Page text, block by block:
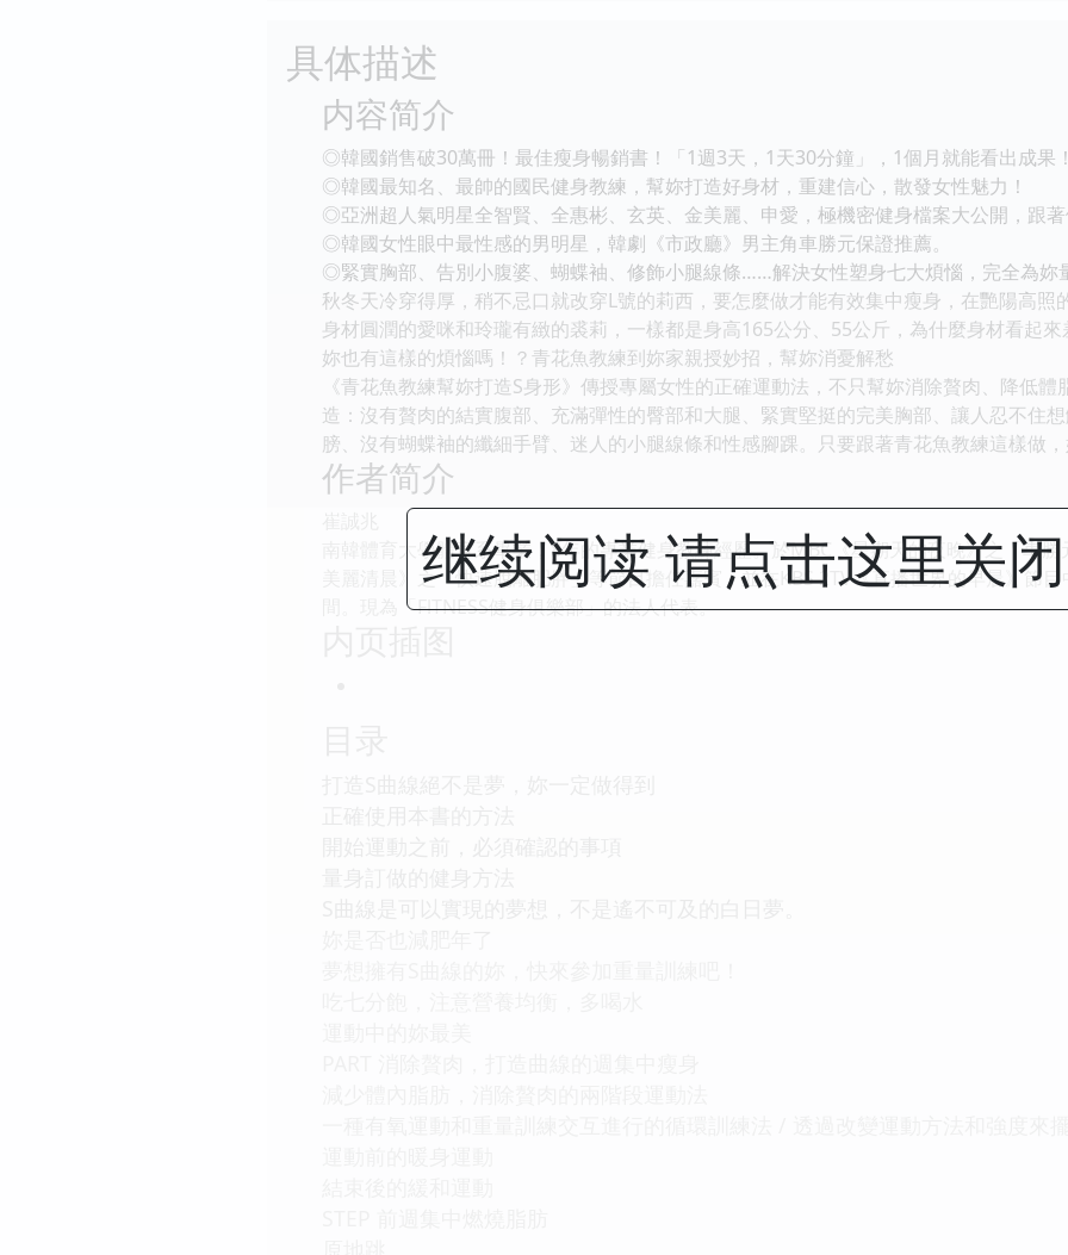
具体描述
内容简介
◎韓國銷售破30萬冊！最佳瘦身暢銷書！「1週3天，1天30分鐘」，1個月就能看出成果
◎韓國最知名、最帥的國民健身教練，幫妳打造好身材，重建信心，散發女性魅力！
◎亞洲超人氣明星全智賢、全惠彬、玄英、金美麗、申愛，極機密健身檔案大公開，跟
◎韓國女性眼中最性感的男明星，韓劇《市政廳》男主角車勝元保證推薦。
◎緊實胸部、告別小腹婆、蝴蝶袖、修飾小腿線條……解決女性塑身七大煩惱，完全為妳
秋冬天冷穿得厚，稍不忌口就改穿L號的莉西，要怎麼做才能有效集中瘦身，在艷陽高
身材圓潤的愛咪和玲瓏有緻的裘莉，一樣都是身高165公分、55公斤，為什麼身材看起
妳也有這樣的煩惱嗎！？青花魚教練到妳家親授妙招，幫妳消憂解愁
《青花魚教練幫妳打造S身形》傳授專屬女性的正確運動法，不只幫妳消除贅肉、降低
造：沒有贅肉的結實腹部、充滿彈性的臀部和大腿、緊實堅挺的完美胸部、讓人忍不住
膀、沒有蝴蝶袖的纖細手臂、迷人的小腿線條和性感腳踝。只要跟著青花魚教練這樣做
作者简介
南韓體育大學體育系畢業，8年的專業健身教練經歷。於MBC《星期天的夜晚》之「車
美麗清晨》之「快速脫離肥胖」等節目擔任嘉賓，並在KBS 2TV《直播世界的早晨》節
間。現為「FlTNESS健身俱樂部」的法人代表。
继续阅读 请点击这里关